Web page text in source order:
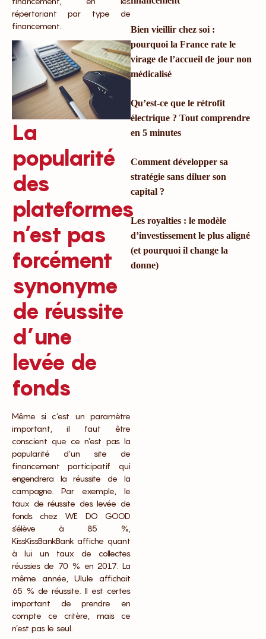
répertoriant par type de
financement.
La
popularité
des
plateformes
n’est pas
forcément
synonyme
de réussite
d’une
levée de
fonds
Même si c’est un paramètre
important, il faut être
conscient que ce n’est pas la
popularité d’un site de
financement participatif qui
engendrera la réussite de la
campagne. Par exemple, le
taux de réussite des levée de
fonds chez WE DO GOOD
s’élève à 85 %,
KissKissBankBank affiche quant
à lui un taux de collectes
réussies de 70 % en 2017. La
même année, Ulule affichait
65 % de réussite. Il est certes
important de prendre en
compte ce critère, mais ce
n’est pas le seul.
Bien vieillir chez soi :
pourquoi la France rate le
virage de l’accueil de jour non
médicalisé
Qu’est-ce que le rétrofit
électrique ? Tout comprendre
en 5 minutes
Comment développer sa
stratégie sans diluer son
capital ?
Les royalties : le modèle
d’investissement le plus aligné
(et pourquoi il change la
donne)